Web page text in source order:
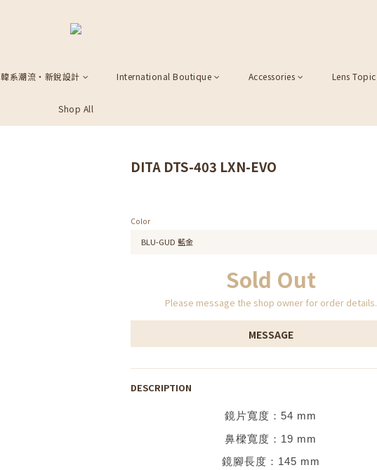
韓系潮流・新銳設計 International Boutique Accessories Lens Topic
Shop All
DITA DTS-403 LXN-EVO
Color
Sold Out
Please message the shop owner for order details.
MESSAGE
DESCRIPTION
鏡片寬度： 54 mm
鼻樑寬度： 19 mm
鏡腳長度： 145 mm